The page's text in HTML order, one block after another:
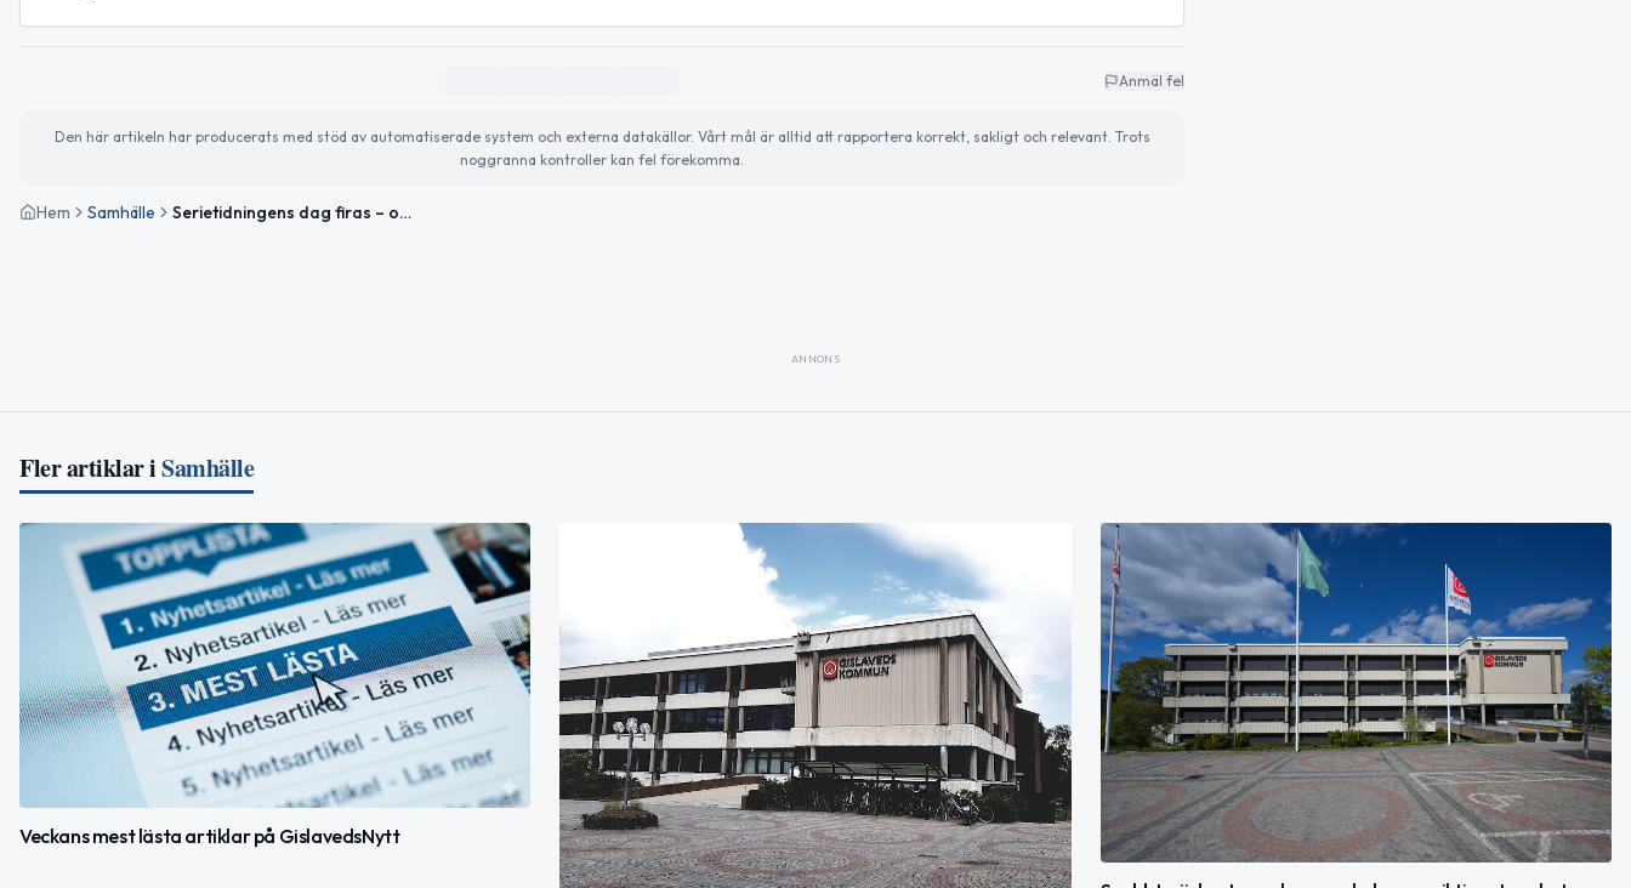
Anmäl fel
Den här artikeln har producerats med stöd av automatiserade system och externa datakällor. Vårt mål är alltid att rapportera korrekt, sakligt och relevant. Trots
noggranna kontroller kan fel förekomma.
Hem Samhälle Serietidningens dag firas – och världsläget i fokus
ANNONS
Fler artiklar iSamhälle
Veckans mest lästa artiklar på GislavedsNytt